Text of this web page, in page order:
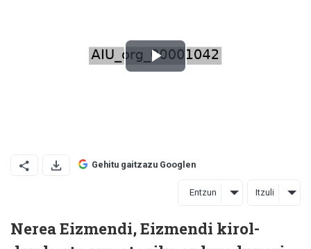
Gehitu gaitzazu Googlen
Entzun Itzuli
Nerea Eizmendi, Eizmendi kirol-